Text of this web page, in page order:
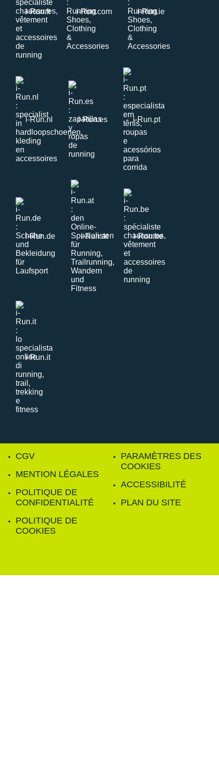
i-Run.fr i-Run.com i-Run.ie
i-Run.nl i-Run.es i-Run.pt
i-Run.de i-Run.at i-Run.be
i-Run.it
CGV
MENTION LÉGALES
POLITIQUE DE
CONFIDENTIALITÉ
POLITIQUE DE
COOKIES
PARAMÈTRES DES
COOKIES
ACCESSIBILITÉ
PLAN DU SITE